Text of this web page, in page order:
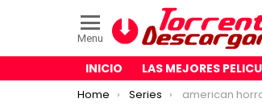
Menu
INICIO LAS MEJORES
You are here:
Home Series american horror story cult